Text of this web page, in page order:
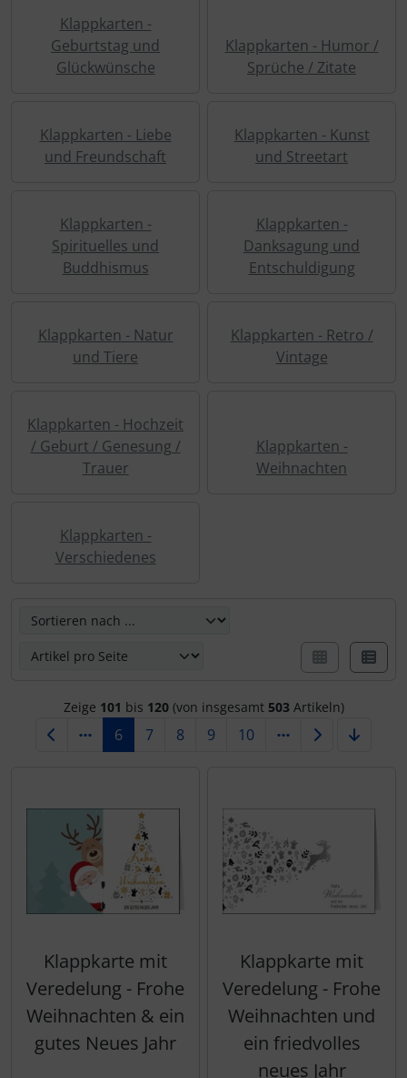
Klappkarten -
Geburtstag und
Glückwünsche
Klappkarten - Humor /
Sprüche / Zitate
Klappkarten - Liebe
und Freundschaft
Klappkarten - Kunst
und Streetart
Klappkarten -
Spirituelles und
Buddhismus
Klappkarten -
Danksagung und
Entschuldigung
Klappkarten - Natur
und Tiere
Klappkarten - Retro /
Vintage
Klappkarten - Hochzeit
/ Geburt / Genesung /
Trauer
Klappkarten -
Weihnachten
Klappkarten -
Verschiedenes
Zeige 101 bis 120(von insgesamt 503Artikeln)
6 7 8 9 10
Klappkarte mit
Veredelung - Frohe
Weihnachten & ein
gutes Neues Jahr
Klappkarte mit
Veredelung - Frohe
Weihnachten und
ein friedvolles
neues Jahr
Kalender 2027 - Organizer / Planer
Postkarten - Tiere, Natur, Landschaften
Postkarten - Hochzeit / Geburt / Genesung
Postkarten - Ostern
Postkarten - Sonstiges
Klappkarten - Retro / Vintage
Klappkarten - Weihnachten